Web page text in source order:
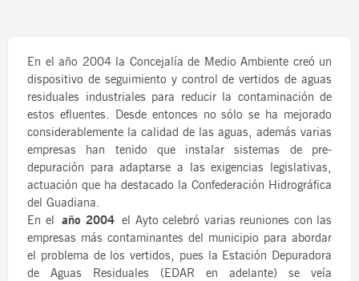
En el año 2004 la Concejalía de Medio Ambiente creó un
dispositivo de seguimiento y control de vertidos de aguas
residuales industriales para reducir la contaminación de
estos efluentes. Desde entonces no sólo se ha mejorado
considerablemente la calidad de las aguas, además varias
empresas han tenido que instalar sistemas de pre-
depuración para adaptarse a las exigencias legislativas,
actuación que ha destacado la Confederación Hidrográfica
del Guadiana.
En el año 2004el Ayto celebró varias reuniones con las
empresas más contaminantes del municipio para abordar
el problema de los vertidos, pues la Estación Depuradora
de Aguas Residuales (EDAR en adelante) se veía